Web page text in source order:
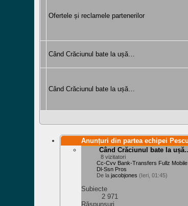
Ofertele și reclamele partenerilor
Când Crăciunul bate la ușă…
Când Crăciunul bate la ușă…
Anunțuri din partea echipei
Când Crăciunul bate la
8 vizitatori
Cc-Cvv Bank-Transfers Fullz
Dl-Ssn Pros
De lajacobjones (Ieri, 01:45)
Subiecte
2 971
Răspunsuri